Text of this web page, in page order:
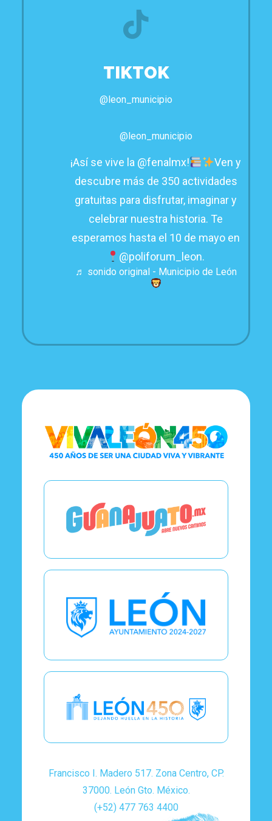
TIKTOK
@leon_municipio
@leon_municipio
¡Así se vive la @fenalmx!
Ven y
descubre más de 350 actividades
gratuitas para disfrutar, imaginar y
celebrar nuestra historia. Te
esperamos hasta el 10 de mayo en
@poliforum_leon.
♬ sonido original - Municipio de León
Francisco I. Madero 517. Zona Centro, CP.
37000. León Gto. México.
(+52) 477 763 4400